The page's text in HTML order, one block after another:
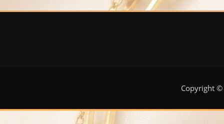
Copyright